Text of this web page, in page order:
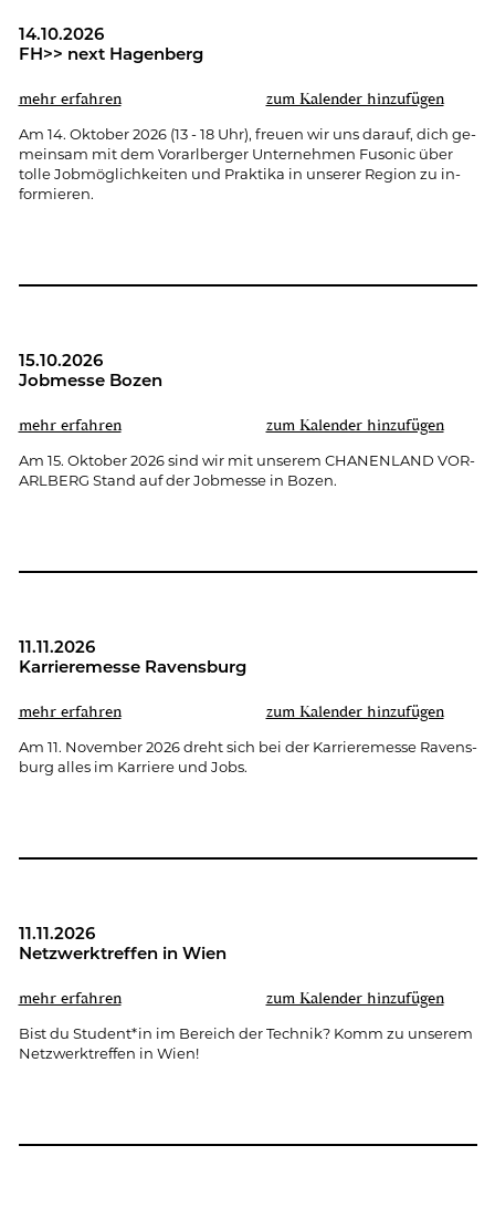
14.10.2026
FH>> next Ha­gen­berg
mehr er­fah­ren zum Ka­len­der hin­zu­fü­gen
Am 14. Ok­to­ber 2026 (13 - 18 Uhr), freu­en wir uns dar­auf, dich ge­
mein­sam mit dem Vor­arl­ber­ger Un­ter­neh­men Fu­so­nic über
tolle Job­mög­lich­kei­ten und Prak­ti­ka in un­se­rer Re­gi­on zu in­
for­mie­ren.
15.10.2026
Job­mes­se Bozen
mehr er­fah­ren zum Ka­len­der hin­zu­fü­gen
Am 15. Ok­to­ber 2026 sind wir mit un­se­rem CHA­NEN­LAND VOR­
ARL­BERG Stand auf der Job­mes­se in Bozen.
11.11.2026
Kar­rie­re­mes­se Ra­vens­burg
mehr er­fah­ren zum Ka­len­der hin­zu­fü­gen
Am 11. No­vem­ber 2026 dreht sich bei der Kar­rie­re­mes­se Ra­vens­
burg alles im Kar­rie­re und Jobs.
11.11.2026
Netz­werk­tref­fen in Wien
mehr er­fah­ren zum Ka­len­der hin­zu­fü­gen
Bist du Stu­dent*in im Be­reich der Tech­nik? Komm zu un­se­rem
Netz­werk­tref­fen in Wien!